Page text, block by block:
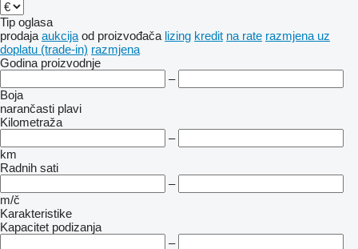
Tip oglasa
prodaja aukcija od proizvođača lizing kredit na rate razmjena uz
doplatu (trade-in) razmjena
Godina proizvodnje
–
Boja
narančasti plavi
Kilometraža
–
km
Radnih sati
–
m/č
Karakteristike
Kapacitet podizanja
–